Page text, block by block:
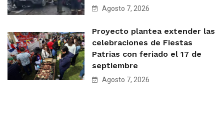
Agosto 7, 2026
Proyecto plantea extender las
celebraciones de Fiestas
Patrias con feriado el 17 de
septiembre
Agosto 7, 2026